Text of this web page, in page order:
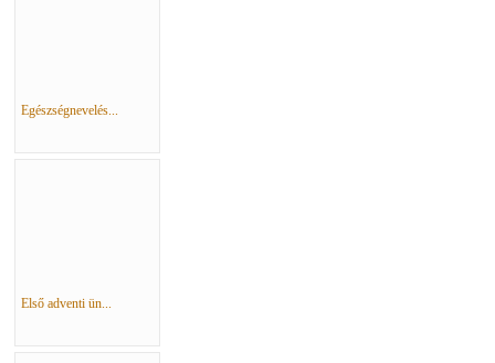
Egészségnevelés...
Első adventi ün...